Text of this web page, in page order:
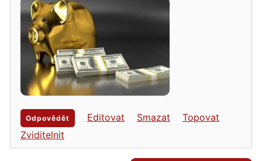
Odpovědět Editovat Smazat
Topovat
Zviditelnit